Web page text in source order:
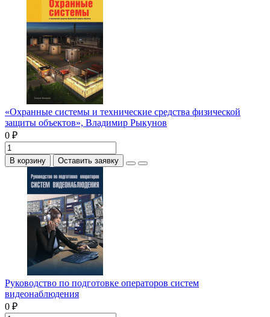
«Охранные системы и технические средства физической
защиты объектов», Владимир Рыкунов
0 ₽
В корзину Оставить заявку
Руководство по подготовке операторов систем
видеонаблюдения
0 ₽